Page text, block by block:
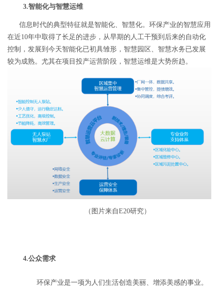
3.智能化与智慧运维
信息时代的典型特征就是智能化、智慧化。环保产业的智慧应用
在近10年中取得了长足的进步，从早期的人工干预到后来的自动化
控制，发展到今天智能化已初具雏形，智慧园区、智慧水务已发展
较为成熟。尤其在项目投产运营阶段，智慧运维是大势所趋。
（图片来自E20研究）
4.公众需求
环保产业是一项为人们生活创造美丽、增添美感的事业。